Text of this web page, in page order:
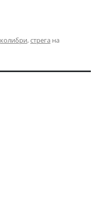
колибри,стрега на